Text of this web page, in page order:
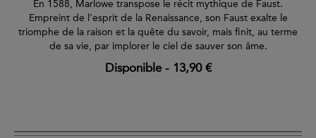
En 1588, Marlowe transpose le récit mythique de Faust.
Empreint de l'esprit de la Renaissance, son Faust exalte le
triomphe de la raison et la quête du savoir, mais finit, au terme
de sa vie, par implorer le ciel de sauver son âme.
Disponible- 13,90 €